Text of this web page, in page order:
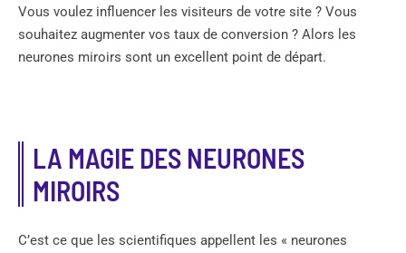
Vous voulez influencer les visiteurs de votre site ? Vous
souhaitez augmenter vos taux de conversion ? Alors les
neurones miroirs sont un excellent point de départ.
LA MAGIE DES NEURONES
MIROIRS
C’est ce que les scientifiques appellent les « neurones